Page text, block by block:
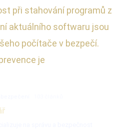
při stahování programů z
aktuálního softwaru jsou
počítače v bezpečí.
je